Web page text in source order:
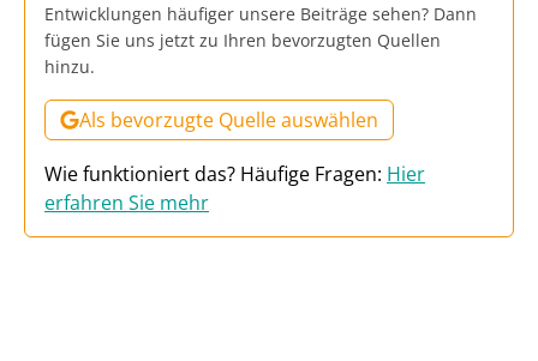
Entwicklungen häufiger unsere Beiträge sehen? Dann
fügen Sie uns jetzt zu Ihren bevorzugten Quellen
hinzu.
Als bevorzugte Quelle auswählen
Wie funktioniert das? Häufige Fragen: Hier
erfahren Sie mehr